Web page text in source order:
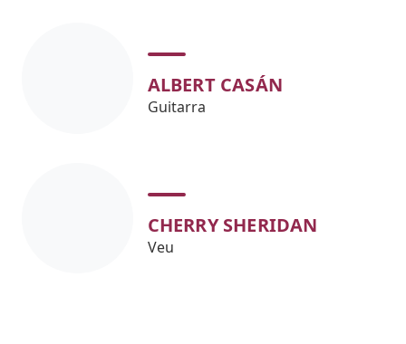
ALBERT CASÁN
Guitarra
CHERRY SHERIDAN
Veu